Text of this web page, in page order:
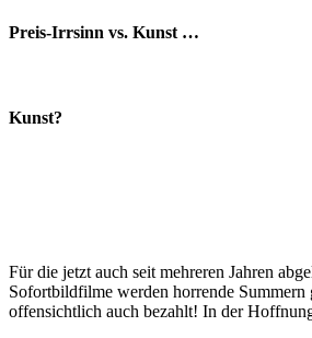
Preis-Irrsinn vs. Kunst …
Kunst?
Für die jetzt auch seit mehreren Jahren
Sofortbildfilme werden horrende Summern
offensichtlich auch bezahlt! In der